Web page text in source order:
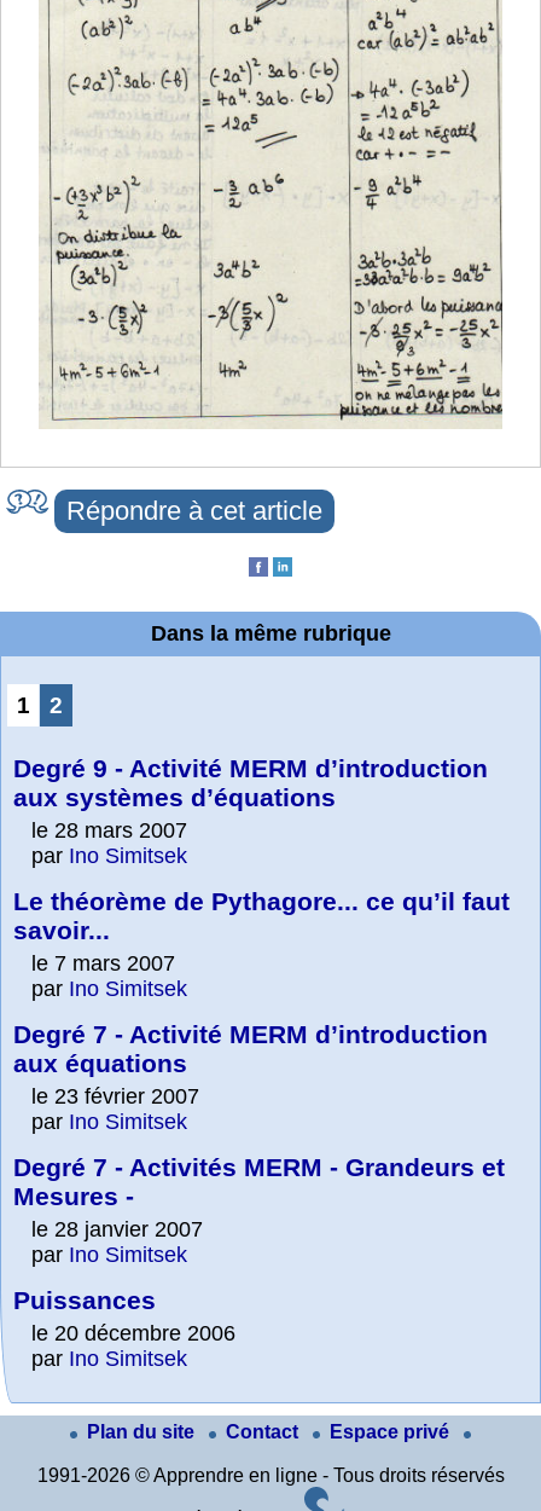
Répondre à cet article
Dans la même rubrique
1 2
Degré 9 - Activité MERM d’introduction
aux systèmes d’équations
le 28 mars 2007
par Ino Simitsek
Le théorème de Pythagore... ce qu’il faut
savoir...
le 7 mars 2007
par Ino Simitsek
Degré 7 - Activité MERM d’introduction
aux équations
le 23 février 2007
par Ino Simitsek
Degré 7 - Activités MERM - Grandeurs et
Mesures -
le 28 janvier 2007
par Ino Simitsek
Puissances
le 20 décembre 2006
par Ino Simitsek
Plan du site Contact Espace privé
1991-2026 © Apprendre en ligne - Tous droits réservés